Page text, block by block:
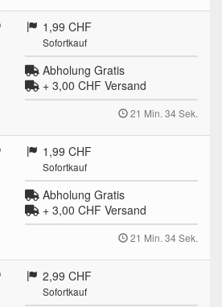
1,99 CHF
Sofortkauf
Abholung Gratis
+ 3,00 CHFVersand
21 Min. 33 Sek.
1,99 CHF
Sofortkauf
Abholung Gratis
+ 3,00 CHFVersand
21 Min. 33 Sek.
2,99 CHF
Sofortkauf